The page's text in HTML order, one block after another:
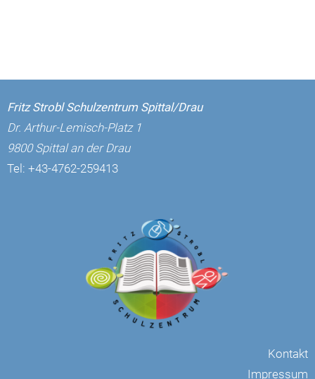
Fritz Strobl Schulzentrum Spittal/Drau
Dr. Arthur-Lemisch-Platz 1
9800 Spittal an der Drau
Tel: +43-4762-259413
Kontakt
Impressum